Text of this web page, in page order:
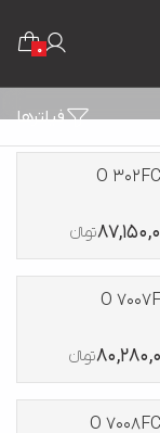
0
فیلترها
تومانءءء
تومانءءء